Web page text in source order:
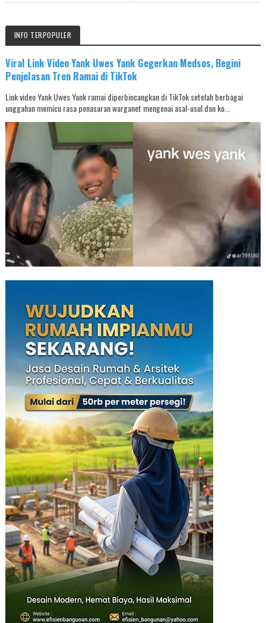
INFO TERPOPULER
Viral Link Video Yank Uwes Yank Gegerkan Medsos, Begini
Penjelasan Tren Ramai di TikTok
Link video Yank Uwes Yank ramai diperbincangkan di TikTok setelah berbagai
unggahan memicu rasa penasaran warganet mengenai asal-usul dan ko...